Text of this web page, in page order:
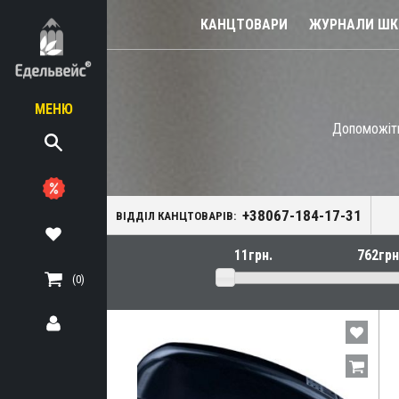
МЕНЮ
(0)
КАНЦТОВАРИ ЖУРНАЛИ
ВІДДІЛ КАНЦТОВАРІВ: +38067-184-17-31